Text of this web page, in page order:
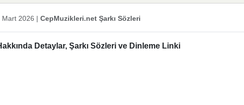
Mart 2026 | CepMuzikleri.net Şarkı Sözleri
Detaylar, Şarkı Sözleri ve Dinleme Linki